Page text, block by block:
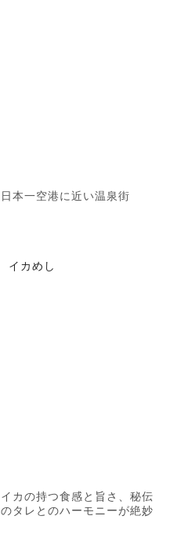
日本一空港に近い温泉街
イカめし
イカの持つ食感と旨さ、秘伝
のタレとのハーモニーが絶妙